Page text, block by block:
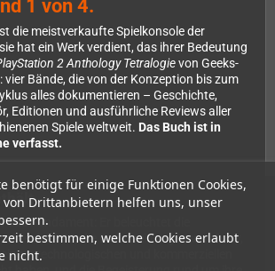
benötigt für einige Funktionen Cookies,
von Drittanbietern helfen uns, unser
bestimmen, welche Cookies erlaubt
nicht.
1 von 4.
die meistverkaufte Spielkonsole der
hat ein Werk verdient, das ihrer Bedeutung
2 Anthology Tetralogievon Geeks-
vier Bände, die von der Konzeption bis zum
alles dokumentieren – Geschichte,
Editionen und ausführliche Reviews aller
Spiele weltweit. Das Buch ist in
verfasst.
das Fundament: Er beleuchtet die
der PS2, die Entscheidungen von Sony,
einem technologischen und kommerziellen